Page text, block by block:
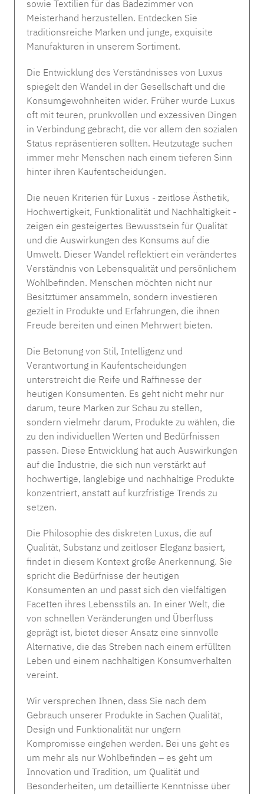
Weseta DOUCEUR Handtücher col. 71 mint
Regulärer Preis:
Ab9,90 € *
Weseta DREAMPLAID - 3 Farben
Regulärer Preis:
280,00 € *
Weseta DREAM ROYAL Handtuch col. 14
Regulärer Preis:
Ab26,00 € *
Weseta DREAMPURE 450g Handtücher - 10
Farben
Regulärer Preis:
Ab17,90 € *
Missoni JARRIS 148 Henkelbecher
Porzellan
Regulärer Preis:
87,00 € *
MISSONI HOME RIVERBERO 100 Frottier
Regulärer Preis:
30,00 € *
Missoni Wasserglas klar - 6er Set
Regulärer Preis:
249,00 € *
Missoni JARRIS 156 Kaffeetassen Set
Decor Walther POP UP Glas Set - 3 Farben
Regulärer Preis:
94,00 € *
MAOMI Wandinstallation HOOKS
Regulärer Preis:
Ab109,00 € *
Decor Walther Wäschebehälter - Rattan
Regulärer Preis:
339,00 € *
Rabatt
%
UCHINO Slipper - Baumwolle
Verkaufspreis:
45,00 € * Regulärer Preis:
65,00 € (30.77% gespart)
Somnia JOY Bettwäsche - forest
Regulärer Preis:
99,00 € *
Amalia SATIN 430TC Spannbettlaken in
cream bis 30 cm
Regulärer Preis:
Ab84,00 € *
Rabatt
%
Tipp
Abyss SUPER PILE Bademantel Sale
Verkaufspreis:
184,00 € * Regulärer Preis:
263,00 € (30.04% gespart)
sowie Textilien für das Badezimmer von
Meisterhand herzustellen. Entdecken Sie
traditionsreiche Marken und junge, exquisite
Manufakturen in unserem Sortiment.
Die Entwicklung des Verständnisses von Luxus
spiegelt den Wandel in der Gesellschaft und die
Konsumgewohnheiten wider. Früher wurde Luxus
oft mit teuren, prunkvollen und exzessiven Dingen
in Verbindung gebracht, die vor allem den sozialen
Status repräsentieren sollten. Heutzutage suchen
immer mehr Menschen nach einem tieferen Sinn
hinter ihren Kaufentscheidungen.
Die neuen Kriterien für Luxus - zeitlose Ästhetik,
Hochwertigkeit, Funktionalität und Nachhaltigkeit -
zeigen ein gesteigertes Bewusstsein für Qualität
und die Auswirkungen des Konsums auf die
Umwelt. Dieser Wandel reflektiert ein verändertes
Verständnis von Lebensqualität und persönlichem
Wohlbefinden. Menschen möchten nicht nur
Besitztümer ansammeln, sondern investieren
gezielt in Produkte und Erfahrungen, die ihnen
Freude bereiten und einen Mehrwert bieten.
Die Betonung von Stil, Intelligenz und
Verantwortung in Kaufentscheidungen
unterstreicht die Reife und Raffinesse der
heutigen Konsumenten. Es geht nicht mehr nur
darum, teure Marken zur Schau zu stellen,
sondern vielmehr darum, Produkte zu wählen, die
zu den individuellen Werten und Bedürfnissen
passen. Diese Entwicklung hat auch Auswirkungen
auf die Industrie, die sich nun verstärkt auf
hochwertige, langlebige und nachhaltige Produkte
konzentriert, anstatt auf kurzfristige Trends zu
setzen.
Die Philosophie des diskreten Luxus, die auf
Qualität, Substanz und zeitloser Eleganz basiert,
findet in diesem Kontext große Anerkennung. Sie
spricht die Bedürfnisse der heutigen
Konsumenten an und passt sich den vielfältigen
Facetten ihres Lebensstils an. In einer Welt, die
von schnellen Veränderungen und Überfluss
geprägt ist, bietet dieser Ansatz eine sinnvolle
Alternative, die das Streben nach einem erfüllten
Leben und einem nachhaltigen Konsumverhalten
vereint.
Wir versprechen Ihnen, dass Sie nach dem
Gebrauch unserer Produkte in Sachen Qualität,
Design und Funktionalität nur ungern
Kompromisse eingehen werden. Bei uns geht es
um mehr als nur Wohlbefinden – es geht um
Innovation und Tradition, um Qualität und
Besonderheiten, um detaillierte Kenntnisse über